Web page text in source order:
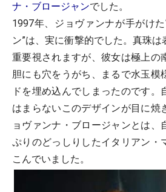
ナ・ブロージャンでした。
1997年、ジョヴァンナが手がけ
ン”は、実に衝撃的でした。真珠
重要視されますが、彼女は極上の
胆にも穴をうがち、まるで水玉模
ドを埋め込んでしまったのです。
はまらないこのデザインが目に焼
ョヴァンナ・ブロージャンとは、
ぷりのどっしりしたイタリアン・
こんでいました。